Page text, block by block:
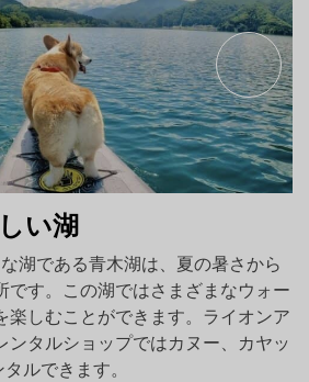
い湖
湖である青木湖は、夏の暑さから
です。この湖ではさまざまなウォー
楽しむことができます。ライオンア
ンタルショップではカヌー、カヤッ
ルできます。